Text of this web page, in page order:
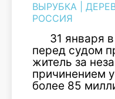
ВЫРУБКА
РОССИЯ
31 января
перед судом
житель за
причинением
более 85